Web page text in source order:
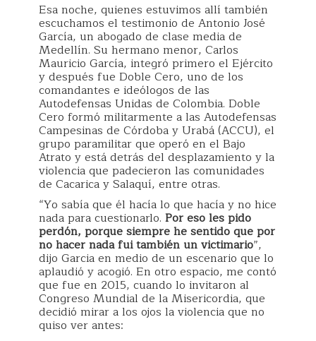
Esa noche, quienes estuvimos allí también
escuchamos el testimonio de Antonio José
García, un abogado de clase media de
Medellín. Su hermano menor, Carlos
Mauricio García, integró primero el Ejército
y después fue Doble Cero, uno de los
comandantes e ideólogos de las
Autodefensas Unidas de Colombia. Doble
Cero formó militarmente a las Autodefensas
Campesinas de Córdoba y Urabá (ACCU), el
grupo paramilitar que operó en el Bajo
Atrato y está detrás del desplazamiento y la
violencia que padecieron las comunidades
de Cacarica y Salaquí, entre otras.
“Yo sabía que él hacía lo que hacía y no hice
nada para cuestionarlo. Por eso les pido
perdón, porque siempre he sentido que por
no hacer nada fui también un victimario”,
dijo Garcia en medio de un escenario que lo
aplaudió y acogió. En otro espacio, me contó
que fue en 2015, cuando lo invitaron al
Congreso Mundial de la Misericordia, que
decidió mirar a los ojos la violencia que no
quiso ver antes: